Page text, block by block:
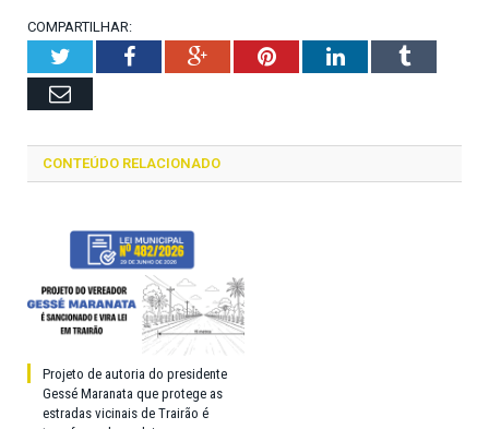
COMPARTILHAR:
TwitterFacebookGoogle+PinterestLinkedInTumblr
Email
CONTEÚDO RELACIONADO
Projeto de autoria do presidente
Gessé Maranata que protege as
estradas vicinais de Trairão é